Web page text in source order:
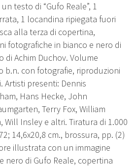
testo di “Gufo Reale”, 1
1 locandina ripiegata fuori
alla terza di copertina,
fotografiche in bianco e nero di
di Achim Duchov. Volume
b.n. con fotografie, riproduzioni
Artisti presenti: Dennis
Hans Hecke, John
Terry Fox, William
Will Insley e altri. Tiratura di 1.000
14,6x20,8 cm., brossura, pp. (2)
illustrata con un immagine
nero di Gufo Reale, copertina